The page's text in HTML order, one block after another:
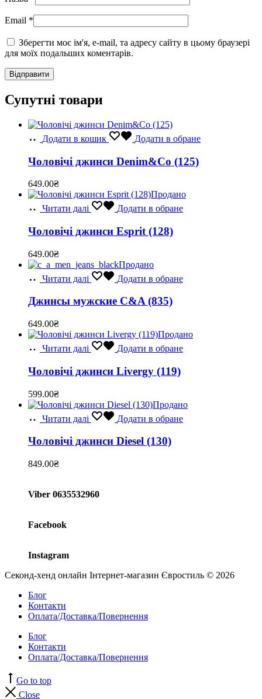
Email *
Зберегти моє ім'я, e-mail, та адресу сайту в цьому браузері
для моїх подальших коментарів.
Супутні товари
Додати в кошик Додати в обране
Чоловічі джинси Denim&Co (125)
649.00₴
Продано
Читати далі
Додати в обране
Чоловічі джинси Esprit (128)
649.00₴
Продано
Читати далі
Додати в обране
Джинсы мужские C&A (835)
649.00₴
Продано
Читати далі
Додати в обране
Чоловічі джинси Livergy (119)
599.00₴
Продано
Читати далі
Додати в обране
Чоловічі джинси Diesel (130)
849.00₴
Viber 0635532960
Facebook
Instagram
Секонд-хенд онлайн Інтернет-магазин Євростиль © 2026
Блог
Контакти
Оплата/Доставка/Повернення
Блог
Контакти
Оплата/Доставка/Повернення
Go to top
Close